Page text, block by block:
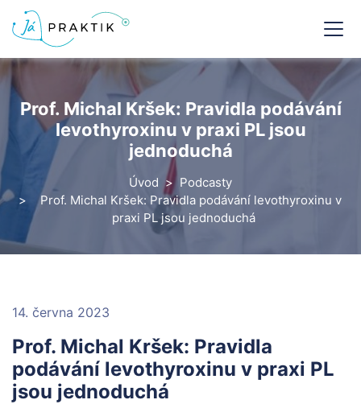
Prof. Michal Kršek: Pravidla podávání
levothyroxinu v praxi PL jsou
jednoduchá
Úvod
Podcasty
Prof. Michal Kršek: Pravidla podávání levothyroxinu v
praxi PL jsou jednoduchá
14. června 2023
Prof. Michal Kršek: Pravidla
podávání levothyroxinu v praxi PL
jsou jednoduchá